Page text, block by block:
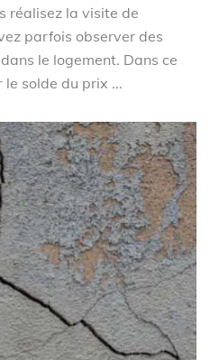
réalisez la visite de
parfois observer des
le logement. Dans ce
le solde du prix ...